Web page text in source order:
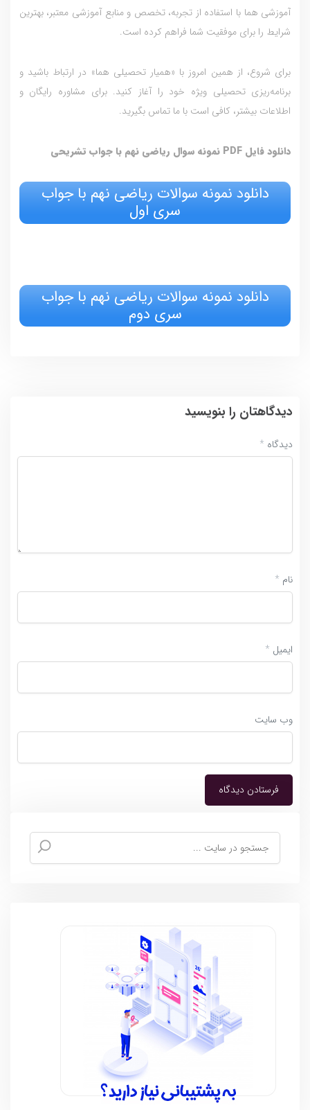
آموزشی هما با استفاده از تجربه، تخصص و منابع آموزشی معتبر، بهترین
شرایط را برای موفقیت شما فراهم کرده است.
برای شروع، از همین امروز با «همیار تحصیلی هما» در ارتباط باشید و
برنامه‌ریزی تحصیلی ویژه خود را آغاز کنید. برای مشاوره رایگان و
اطلاعات بیشتر، کافی است با ما تماس بگیرید.
دانلود فایل PDF نمونه سوال ریاضی نهم با جواب تشریحی
دانلود نمونه سوالات ریاضی نهم با جواب
سری اول
دانلود نمونه سوالات ریاضی نهم با جواب
سری دوم
دیدگاهتان را بنویسید
دیدگاه *
نام *
ایمیل *
وب‌ سایت